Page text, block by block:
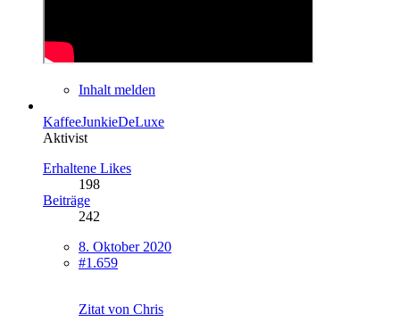
Inhalt melden
KaffeeJunkieDeLuxe
Aktivist
Erhaltene Likes
198
Beiträge
242
8. Oktober 2020
#1.659
Zitat von Chris